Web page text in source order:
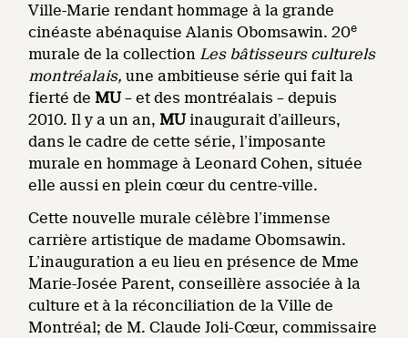
Ville-Marie rendant hommage à la grande
cinéaste abénaquise Alanis Obomsawin. 20e
murale de la collection Les bâtisseurs culturels
montréalais,une ambitieuse série qui fait la
fierté de MU – et des montréalais – depuis
2010. Il y a un an, MU inaugurait d’ailleurs,
dans le cadre de cette série, l’imposante
murale en hommage à Leonard Cohen, située
elle aussi en plein cœur du centre-ville.
Cette nouvelle murale célèbre l’immense
carrière artistique de madame Obomsawin.
L’inauguration a eu lieu en présence de Mme
Marie-Josée Parent, conseillère associée à la
culture et à la réconciliation de la Ville de
Montréal; de M. Claude Joli-Cœur, commissaire